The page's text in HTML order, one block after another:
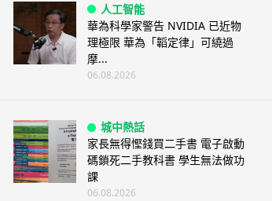
人工智能
華為科學家警告 NVIDIA 已近物
理極限 華為「韜定律」可繞過
摩...
06.08.2026
城中熱話
家長無得慳錢買二手書 電子啟動
碼鎖死二手教科書 學生無法做功
課
06.08.2026